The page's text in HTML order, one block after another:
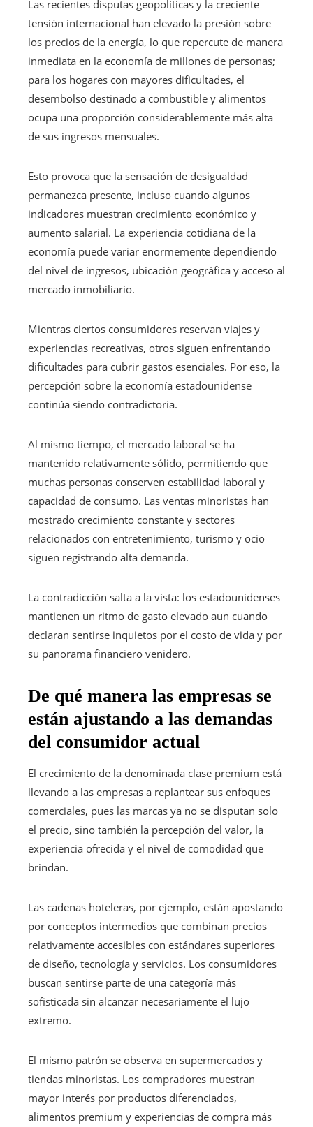
Las recientes disputas geopolíticas y la creciente
tensión internacional han elevado la presión sobre
los precios de la energía, lo que repercute de manera
inmediata en la economía de millones de personas;
para los hogares con mayores dificultades, el
desembolso destinado a combustible y alimentos
ocupa una proporción considerablemente más alta
de sus ingresos mensuales.
Esto provoca que la sensación de desigualdad
permanezca presente, incluso cuando algunos
indicadores muestran crecimiento económico y
aumento salarial. La experiencia cotidiana de la
economía puede variar enormemente dependiendo
del nivel de ingresos, ubicación geográfica y acceso al
mercado inmobiliario.
Mientras ciertos consumidores reservan viajes y
experiencias recreativas, otros siguen enfrentando
dificultades para cubrir gastos esenciales. Por eso, la
percepción sobre la economía estadounidense
continúa siendo contradictoria.
Al mismo tiempo, el mercado laboral se ha
mantenido relativamente sólido, permitiendo que
muchas personas conserven estabilidad laboral y
capacidad de consumo. Las ventas minoristas han
mostrado crecimiento constante y sectores
relacionados con entretenimiento, turismo y ocio
siguen registrando alta demanda.
La contradicción salta a la vista: los estadounidenses
mantienen un ritmo de gasto elevado aun cuando
declaran sentirse inquietos por el costo de vida y por
su panorama financiero venidero.
De qué manera las empresas se
están ajustando a las demandas
del consumidor actual
El crecimiento de la denominada clase premium está
llevando a las empresas a replantear sus enfoques
comerciales, pues las marcas ya no se disputan solo
el precio, sino también la percepción del valor, la
experiencia ofrecida y el nivel de comodidad que
brindan.
Las cadenas hoteleras, por ejemplo, están apostando
por conceptos intermedios que combinan precios
relativamente accesibles con estándares superiores
de diseño, tecnología y servicios. Los consumidores
buscan sentirse parte de una categoría más
sofisticada sin alcanzar necesariamente el lujo
extremo.
El mismo patrón se observa en supermercados y
tiendas minoristas. Los compradores muestran
mayor interés por productos diferenciados,
alimentos premium y experiencias de compra más